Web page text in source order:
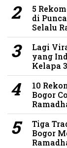
5
di
Selalu
Lagi
yang
Kelapa
10
Bogor
Tiga
Bogor